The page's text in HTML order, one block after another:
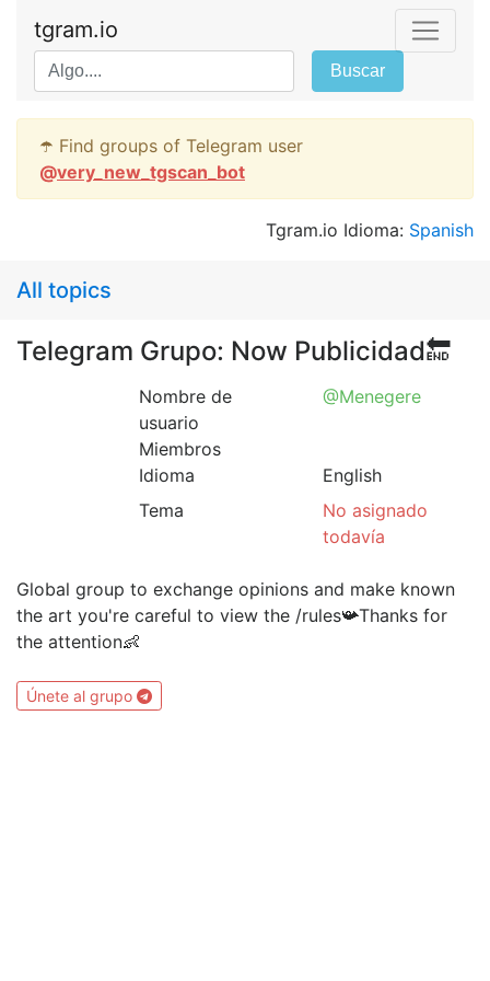
tgram.io
Buscar
☂️ Find groups of Telegram user
@very_new_tgscan_bot
Tgram.io Idioma: Spanish
All topics
Telegram Grupo: Now Publicidad🔚
Nombre de
usuario
@Menegere
Miembros
Idioma
English
Tema
No asignado
todavía
Global group to exchange opinions and make known
the art you're careful to view the /rules📯Thanks for
the attention👶
Únete al grupo